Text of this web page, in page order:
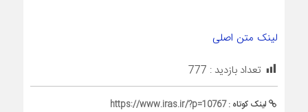
لینک متن اصلی
تعداد بازدید : 777
لینک کوتاه :https://www.iras.ir/?p=10767